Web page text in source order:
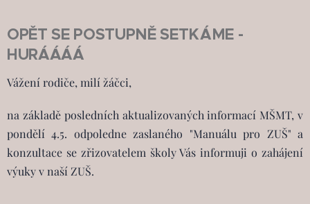
OPĚT SE POSTUPNĚ SETKÁME -
HURÁÁÁÁ
Vážení rodiče, milí žáčci,
na základě posledních aktualizovaných informací MŠMT, v
pondělí 4.5. odpoledne zaslaného "Manuálu pro ZUŠ" a
konzultace se zřizovatelem školy Vás informuji o zahájení
výuky v naší ZUŠ.